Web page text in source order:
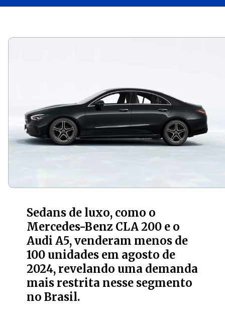
Sedans de luxo, como o
Mercedes-Benz CLA 200 e o
Audi A5, venderam menos de
100 unidades em agosto de
2024, revelando uma demanda
mais restrita nesse segmento
no Brasil.